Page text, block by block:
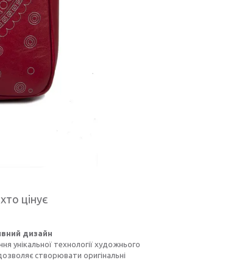
цінує
дизайн
унікальної технології художнього
створювати оригінальні